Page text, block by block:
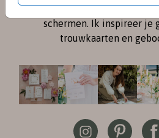
nieuwste ontwerpen en
schermen. Ik inspireer je
trouwkaarten en